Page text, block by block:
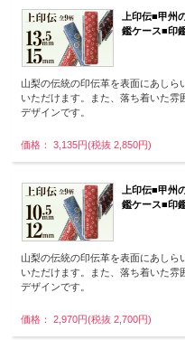
上印伝■甲州
鑑ケース■印
山梨の伝統の印伝革を表面にあしら
いただけます。また、落ち着いた雰
デザインです。
価格： 3,135円(税抜 2,850円)
上印伝■甲州
鑑ケース■印
山梨の伝統の印伝革を表面にあしら
いただけます。また、落ち着いた雰
デザインです。
価格： 2,970円(税抜 2,700円)